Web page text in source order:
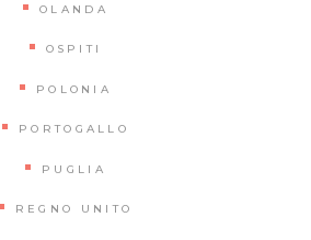
OLANDA
OSPITI
POLONIA
PORTOGALLO
PUGLIA
REGNO UNITO